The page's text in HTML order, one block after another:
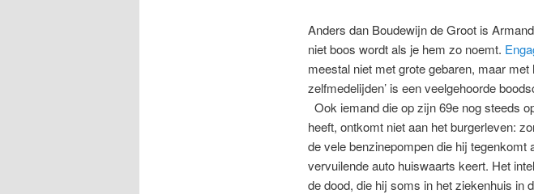
Anders dan Boudewijn de Groot is
niet boos wordt als je hem zo noemt.
meestal niet met grote gebaren, maar met
zelfmedelijden’ is een veelgehoorde
Ook iemand die op zijn 69e nog steeds
heeft, ontkomt niet aan het burgerleven:
de vele benzinepompen die hij
vervuilende auto huiswaarts keert. Het
de dood, die hij soms in het ziekenhuis in